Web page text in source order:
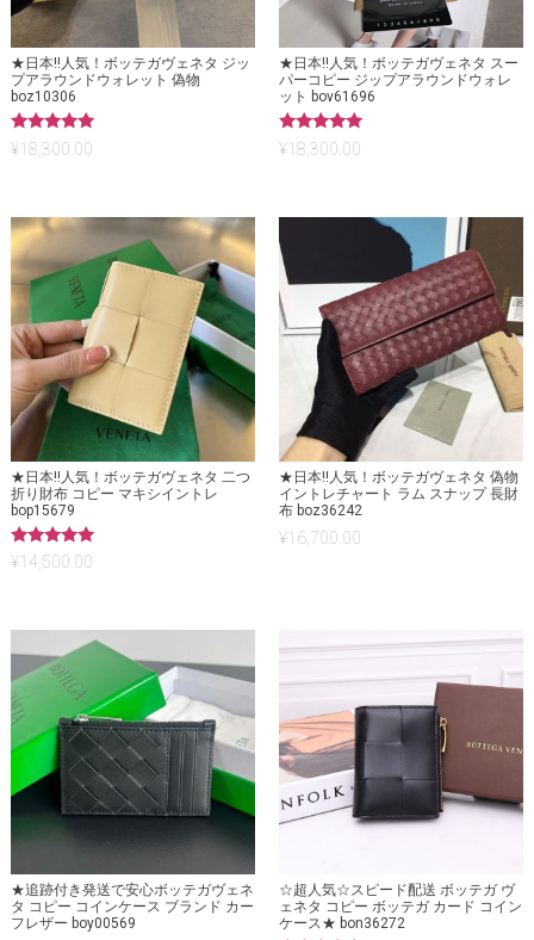
★日本!!人気！ボッテガヴェネタ ジッ
プアラウンドウォレット 偽物
boz10306
5段階中
5.00
¥18,300.00
★日本!!人気！ボッテガヴェネタ スー
パーコピー ジップアラウンドウォレ
ット bov61696
5段階中
5.00
¥18,300.00
★日本!!人気！ボッテガヴェネタ 二つ
折り財布 コピー マキシイントレ
bop15679
5段階中
5.00
¥14,500.00
★日本!!人気！ボッテガヴェネタ 偽物
イントレチャート ラム スナップ 長財
布 boz36242
¥16,700.00
★追跡付き発送で安心ボッテガヴェネ
タ コピー コインケース ブランド カー
フレザー boy00569
☆超人気☆スピード配送 ボッテガ ヴ
ェネタ コピー ボッテガ カード コイン
ケース★ bon36272